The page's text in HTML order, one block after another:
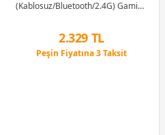
(Kablosuz/Bluetooth/2.4G) Gaming
2.329 TL
Peşin Fiyatına 3 Taksit